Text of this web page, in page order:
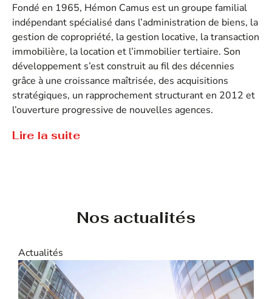
Fondé en 1965, Hémon Camus est un groupe familial
indépendant spécialisé dans l’administration de biens, la
gestion de copropriété, la gestion locative, la transaction
immobilière, la location et l’immobilier tertiaire. Son
développement s’est construit au fil des décennies
grâce à une croissance maîtrisée, des acquisitions
stratégiques, un rapprochement structurant en 2012 et
l’ouverture progressive de nouvelles agences.
Aujourd’hui, Hémon Camus s’appuie sur un réseau de
Rochelle, lui permettant d’accompagner propriétaires,
l’ensemble de leurs projets immobiliers.
Une offre complète de services immobiliers
Lire la suite
Nos actualités
Actualités